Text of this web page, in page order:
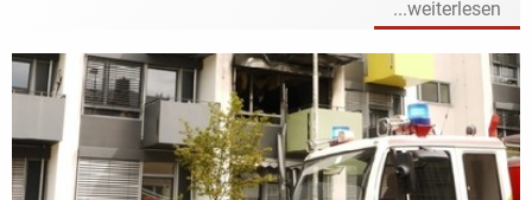
...weiterlesen